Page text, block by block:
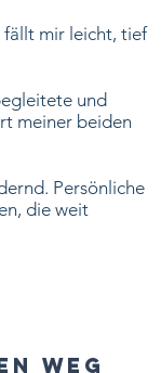
fällt mir leicht, tief
und
meiner beiden
Persönliche
die weit
Weg